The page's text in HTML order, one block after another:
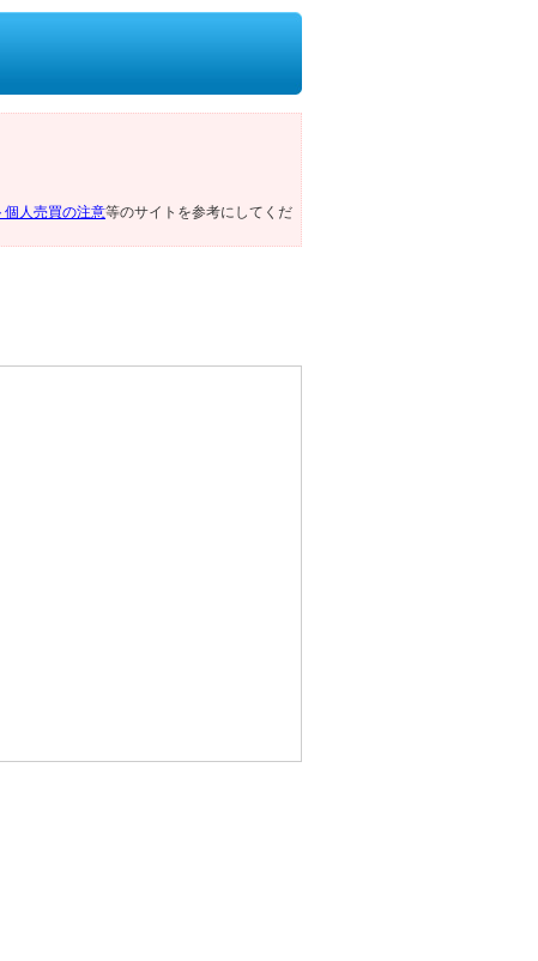
個人売買の注意等のサイトを参考にしてくだ